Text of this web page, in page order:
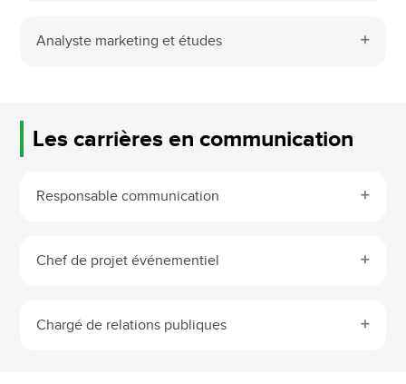
Analyste marketing et études
Les carrières en communication
Responsable communication
Chef de projet événementiel
Chargé de relations publiques